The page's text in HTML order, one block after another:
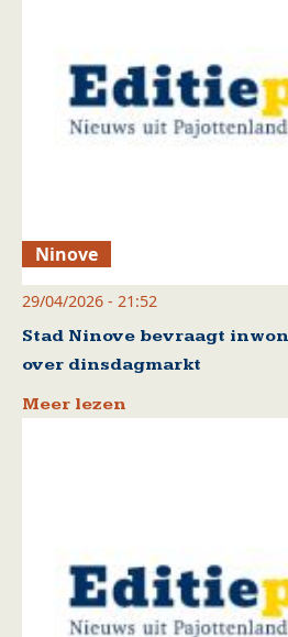
Ninove
29/04/2026 - 21:52
Stad Ninove bevraagt
over dinsdagmarkt
Meer lezen